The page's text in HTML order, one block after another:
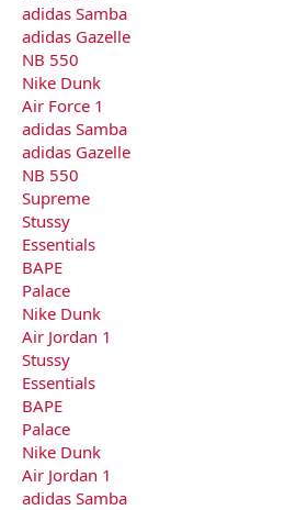
adidas Samba
adidas Gazelle
NB 550
Nike Dunk
Air Force 1
adidas Samba
adidas Gazelle
NB 550
Supreme
Stussy
Essentials
BAPE
Palace
Nike Dunk
Air Jordan 1
Stussy
Essentials
BAPE
Palace
Nike Dunk
Air Jordan 1
adidas Samba